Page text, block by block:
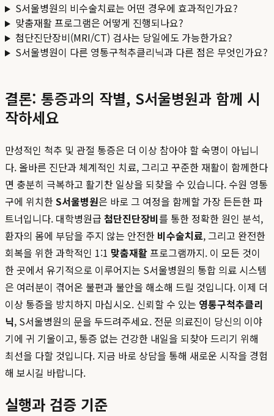
S서울병원의 비수술치료는 어떤 경우에 효과적인가요?
맞춤재활 프로그램은 어떻게 진행되나요?
첨단진단장비(MRI/CT) 검사는 당일에도 가능한가요?
S서울병원이 다른 영통구척추클리닉과 다른 점은 무엇인가요?
결론: 통증과의 작별, S서울병원과 함께 시
작하세요
만성적인 척추 및 관절 통증은 더 이상 참아야 할 숙명이 아닙니
다. 올바른 진단과 체계적인 치료, 그리고 꾸준한 재활이 함께한다
면 충분히 극복하고 활기찬 일상을 되찾을 수 있습니다. 수원 영통
구에 위치한S서울병원은 바로 그 여정을 함께할 가장 든든한 파
트너입니다. 대학병원급 첨단진단장비를 통한 정확한 원인 분석,
환자의 몸에 부담을 주지 않는 안전한 비수술치료, 그리고 완전한
회복을 위한 과학적인 1:1 맞춤재활프로그램까지. 이 모든 것이
한 곳에서 유기적으로 이루어지는 S서울병원의 통합 의료 시스템
은 여러분이 겪어온 불편과 불안을 해소해 드릴 것입니다. 이제 더
이상 통증을 방치하지 마십시오. 신뢰할 수 있는 영통구척추클리
닉, S서울병원의 문을 두드려주세요. 전문 의료진이 당신의 이야
기에 귀 기울이고, 통증 없는 건강한 내일을 되찾아 드리기 위해
최선을 다할 것입니다. 지금 바로 상담을 통해 새로운 시작을 경험
해 보시길 바랍니다.
실행과 검증 기준